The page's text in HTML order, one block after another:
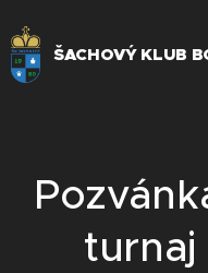
ŠACHOVÝ KLUB
turnaj